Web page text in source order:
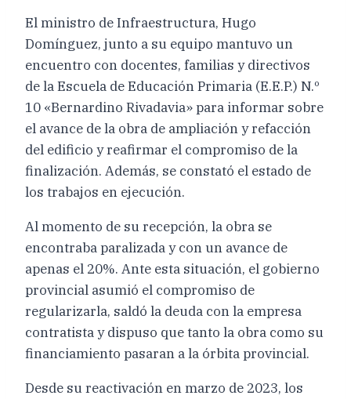
El ministro de Infraestructura, Hugo
Domínguez, junto a su equipo mantuvo un
encuentro con docentes, familias y directivos
de la Escuela de Educación Primaria (E.E.P.) N.º
10 «Bernardino Rivadavia» para informar sobre
el avance de la obra de ampliación y refacción
del edificio y reafirmar el compromiso de la
finalización. Además, se constató el estado de
los trabajos en ejecución.
Al momento de su recepción, la obra se
encontraba paralizada y con un avance de
apenas el 20%. Ante esta situación, el gobierno
provincial asumió el compromiso de
regularizarla, saldó la deuda con la empresa
contratista y dispuso que tanto la obra como su
financiamiento pasaran a la órbita provincial.
Desde su reactivación en marzo de 2023, los